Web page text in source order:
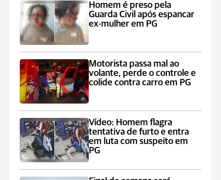
Homem é preso pela
Guarda Civil após espancar
ex-mulher em PG
Motorista passa mal ao
volante, perde o controle e
colide contra carro em PG
Vídeo: Homem flagra
tentativa de furto e entra
em luta com suspeito em
PG